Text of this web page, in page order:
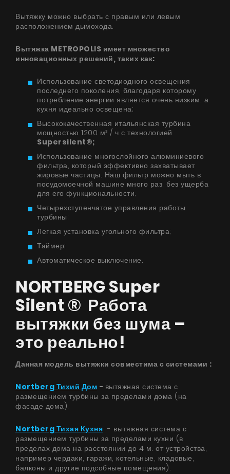
Вытяжку можно выбрать с правым или левым
расположением дымохода.
Вытяжка METROPOLIS имеет множество
инновационных решений, таких как:
Использование светодиодного освещения
последнего поколения, благодаря которому
потребление энергии является очень низким, а
кухня идеально освещена;
Высококачественная итальянская турбина
мощностью 1200 м³ / ч с технологией
Supersilent®;
Использование многослойного алюминиевого
фильтра, который эффективно захватывает
жировые частицы. Наш фильтр можно мыть в
посудомоечной машине много раз, без ущерба
для его функциональности;
Четырехступенчатое управления работы
турбины;
Легкая установка угольного фильтра;
Таймер;
Автоматическое выключение.
NORTBERG Super
Silent ® Работа
вытяжки без шума –
это реально!
Данная модель вытяжки совместима с системами ​:
Nortberg Тихий Дом - вытяжная система с
размещением турбины за пределами дома (на
фасаде дома).
Nortberg Тихая Кухня - вытяжная система с
размещением турбины за пределами кухни (в
пределах дома на расстоянии до 4 м. от устройства,
например чердаки, гаражи, котельные, кладовые,
балконы и другие подсобные помещения).